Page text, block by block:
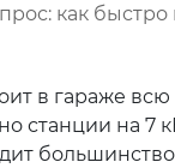
как
в гараже всю
станции на 7